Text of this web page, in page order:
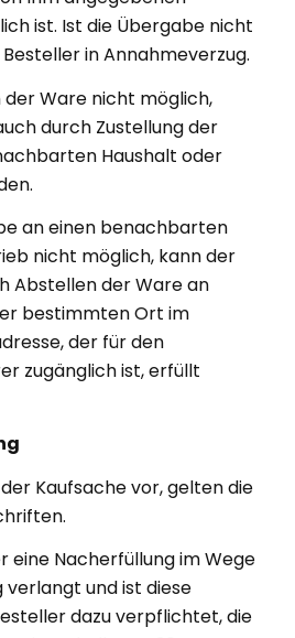
ist. Ist die Übergabe nicht
in Annahmeverzug.
Ware nicht möglich,
durch Zustellung der
Haushalt oder
an einen benachbarten
nicht möglich, kann der
Abstellen der Ware an
bestimmten Ort im
der für den
zugänglich ist, erfüllt
Kaufsache vor, gelten die
eine Nacherfüllung im Wege
und ist diese
dazu verpflichtet, die